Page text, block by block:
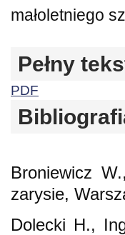
małoletniego
Pełny
PDF
Broniewicz
zarysie,
Dolecki H.,